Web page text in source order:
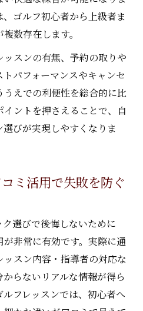
フレッスンの効果的な活
化するゴルフレッスンの
スイング分析を活かす方
フレッスンの上達ポイン
による的確な指導の魅力
ルフレッスンで差をつけ
スンプロの特徴と選び方
よるゴルフレッスン体験
ゴルフ初心者から上級者ま
数存在します。
スンの有無、予約の取りや
パフォーマンスやキャンセ
えでの利便性を総合的に比
ントを押さえることで、自
びが実現しやすくなりま
ミ活用で失敗を防ぐ
選びで後悔しないために
非常に有効です。実際に通
スン内容・指導者の対応な
らないリアルな情報が得ら
フレッスンでは、初心者へ